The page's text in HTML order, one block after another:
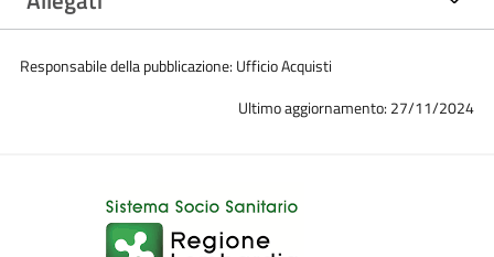
Responsabile della pubblicazione: Ufficio Acquisti
Ultimo aggiornamento: 27/11/2024